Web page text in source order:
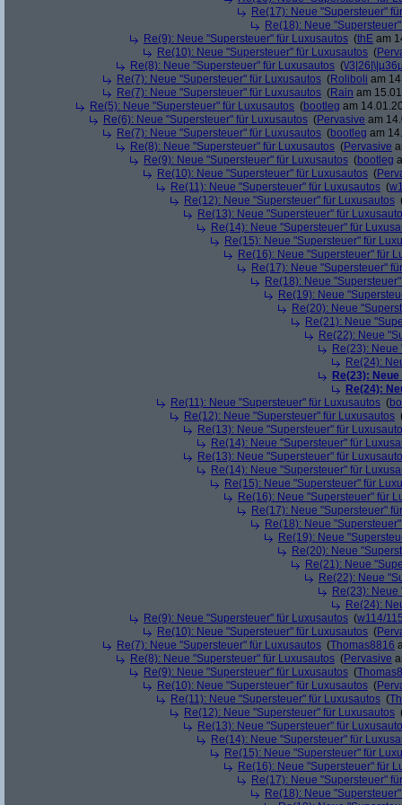
Re(17): Neue "Supersteuer"
Re(18): Neue
Re(9): Neue "Supersteuer" für Luxusautos (thE am
Re(10): Neue "Supersteuer" für Luxusautos (
Re(8): Neue "Supersteuer" für Luxusautos (\/
Re(7): Neue "Supersteuer" für Luxusautos (Roliboli am
Re(7): Neue "Supersteuer" für Luxusautos (Rain am
Re(5): Neue "Supersteuer" für Luxusautos (bootleg am
Re(6): Neue "Supersteuer" für Luxusautos (Pervasive am
Re(7): Neue "Supersteuer" für Luxusautos (bootleg am
Re(8): Neue "Supersteuer" für Luxusautos (Pervasive
Re(9): Neue "Supersteuer" für Luxusautos (bootleg
Re(10): Neue "Supersteuer" für Luxusautos (
Re(11): Neue "Supersteuer" für Luxusautos (
Re(12): Neue "Supersteuer" für Luxusautos
Re(13): Neue "Supersteuer" für
Re(14): Neue "Supersteuer" für
Re(15): Neue "Supersteuer" für
Re(16): Neue "Supersteuer" für
Re(17): Neue "Supersteuer"
Re(18): Neue
Re(19): Neue
Re(20): Neue
Re(21): Neue
Re(22): Neue
Re(23):
Re(24):
Re(23):
Re(24):
Re(11): Neue "Supersteuer" für Luxusautos (
Re(12): Neue "Supersteuer" für Luxusautos
Re(13): Neue "Supersteuer" für
Re(14): Neue "Supersteuer" für
Re(13): Neue "Supersteuer" für
Re(14): Neue "Supersteuer" für
Re(15): Neue "Supersteuer" für
Re(16): Neue "Supersteuer" für
Re(17): Neue "Supersteuer"
Re(18): Neue
Re(19): Neue
Re(20): Neue
Re(21): Neue
Re(22): Neue
Re(23):
Re(24):
Re(9): Neue "Supersteuer" für Luxusautos (w114/
Re(10): Neue "Supersteuer" für Luxusautos (
Re(7): Neue "Supersteuer" für Luxusautos (Thomas8816
Re(8): Neue "Supersteuer" für Luxusautos (Pervasive
Re(9): Neue "Supersteuer" für Luxusautos (
Re(10): Neue "Supersteuer" für Luxusautos (
Re(11): Neue "Supersteuer" für Luxusautos (
Re(12): Neue "Supersteuer" für Luxusautos
Re(13): Neue "Supersteuer" für
Re(14): Neue "Supersteuer" für
Re(15): Neue "Supersteuer" für
Re(16): Neue "Supersteuer" für
Re(17): Neue "Supersteuer"
Re(18): Neue